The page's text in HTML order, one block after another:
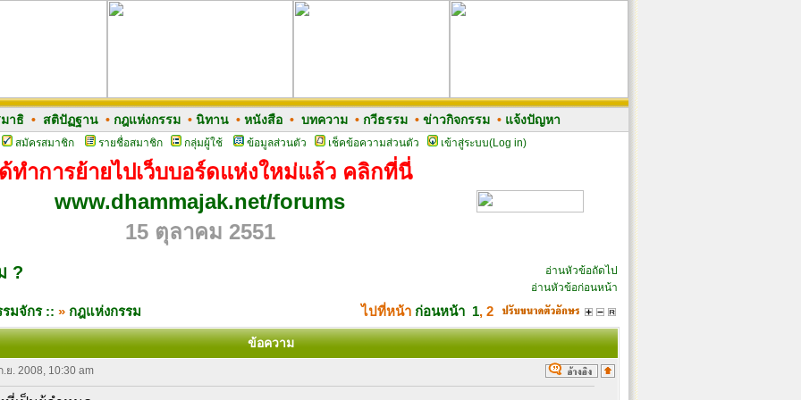
าธิ• สติปัฏฐาน• กฎแห่งกรรม• นิทาน• หนังสือ• บทความ• กวีธรรม• ข่าวกิจกรรม• แจ้งปัญหา
สมัครสมาชิก รายชื่อสมาชิก กลุ่มผู้ใช้ ข้อมูลส่วนตัว เช็คข้อความส่วนตัว เข้าสู่ระบบ(Log in)
ทำการย้ายไปเว็บบอร์ดแห่งใหม่แล้ว คลิกที่นี่
www.dhammajak.net/forums
15 ตุลาคม 2551
?
อ่านหัวข้อถัดไป
อ่านหัวข้อก่อนหน้า
มจักร :: » กฎแห่งกรรม ไปที่หน้า ก่อนหน้า 1, 2
ข้อความ
ย. 2008, 10:30 am